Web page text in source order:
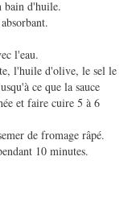
bain d'huile.
l'eau.
l'huile d'olive, le sel le
ce que la sauce
et faire cuire 5 à 6
de fromage râpé.
10 minutes.